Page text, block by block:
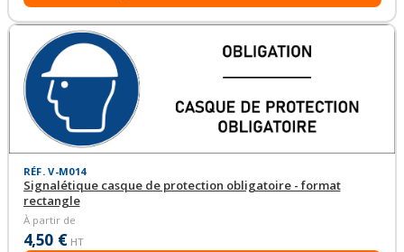
RÉF. V-M014
Signalétique casque de protection obligatoire - format
rectangle
À partir de
4,50 € HT